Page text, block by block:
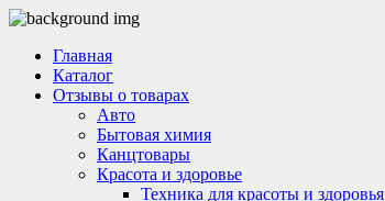
Главная
Каталог
Отзывы о товарах
Авто
Бытовая химия
Канцтовары
Красота и здоровье
Техника для красоты и здоровья